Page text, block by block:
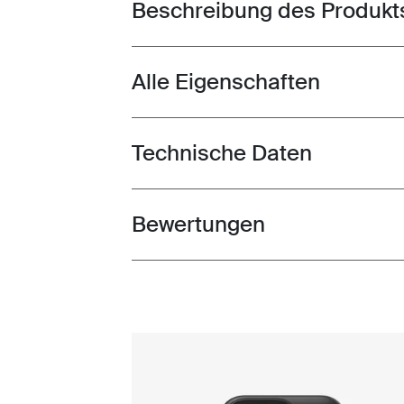
Toggle overview
Beschreibung des
Toggle features
Alle Eigenschaften
Toggle techspec
Technische Daten
Toggle overview
Bewertungen